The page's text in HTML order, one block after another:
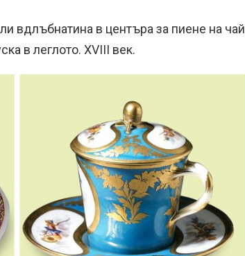
вдлъбнатина в центъра за пиене на чай
в леглото. XVIII век.